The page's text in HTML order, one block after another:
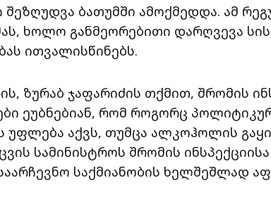
შეზღუდვა ბათუმში ამოქმედდა. ამ
ხოლო განმეორებითი დარღვევა
ითვალისწინებს.
ზურაბ ჯაფარიძის თქმით, შრომის
ეუბნებიან, რომ როგორც პოლიტიკურ
უფლება აქვს, თუმცა ალკოჰოლის
სამინისტროს შრომის
საქმიანობის ხელშეშლად